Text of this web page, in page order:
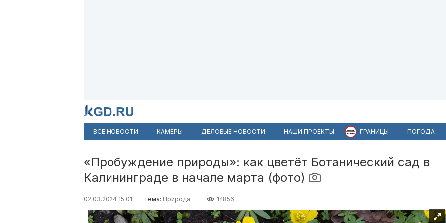
ВСЕ НОВОСТИ КАМЕРЫ ДЕЛОВЫЕ НОВОСТИ НАШИ ПРОЕКТЫ ГРАНИЦЫ ПОГОДА
«Пробуждение природы»: как цветёт Ботанический сад в
Калининграде в начале марта (фото)
02.03.2024 15:01 Тема: Природа 14856